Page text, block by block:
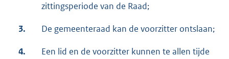
zittingsperiode van de Raad;
3. De gemeenteraad kan de voorzitter ontslaan;
4.
Een lid en de voorzitter kunnen te allen tijde